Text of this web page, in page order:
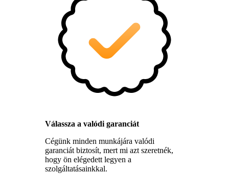
Válassza a valódi garanciát
Cégünk minden munkájára valódi
garanciát biztosít, mert mi azt szeretnék,
hogy ön elégedett legyen a
szolgáltatásainkkal.